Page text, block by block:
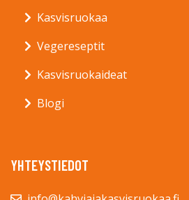
Kasvisruokaa
Vegereseptit
Kasvisruokaideat
Blogi
YHTEYSTIEDOT